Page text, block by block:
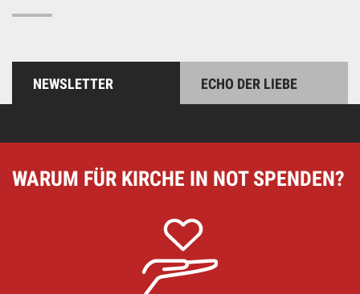
NEWSLETTER ECHO DER LIEBE
WARUM FÜR KIRCHE IN NOT SPENDEN?